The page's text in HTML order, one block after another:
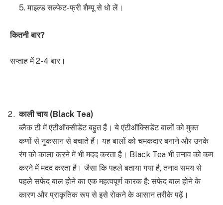
5. माइल्ड सल्फेट-फ्री शैम्पू से धो लें।
कितनी बार?
सप्ताह में 2-4 बार।
काली चाय (Black Tea)
ब्लैक टी में एंटीऑक्सीडेंट बहुत हैं। ये एंटीऑक्सिडेंट बालों को मुक्त
कणों से नुकसान से बचाते हैं। यह बालों को चमकदार बनाने और उनके
रंग को काला करने में भी मदद करता है। Black Tea भी तनाव को कम
करने में मदद करता है। जैसा कि पहले बताया गया है, तनाव समय से
पहले सफेद बाल होने का एक महत्वपूर्ण कारक है: सफेद बाल होने के
कारण और प्राकृतिक रूप से इसे रोकने के आसान तरीके पढ़ें।